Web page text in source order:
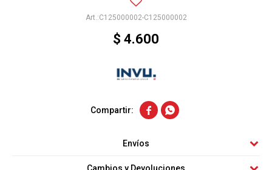
C125000002-C125000002
$ 4.600
 
Envíos